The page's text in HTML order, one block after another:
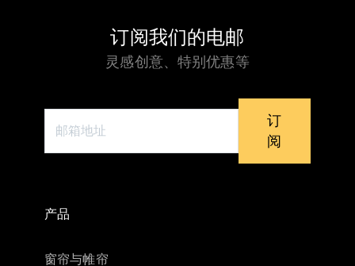
订阅我们的电邮
灵感创意、特别优惠等
订
阅
产品
窗帘与帷帘